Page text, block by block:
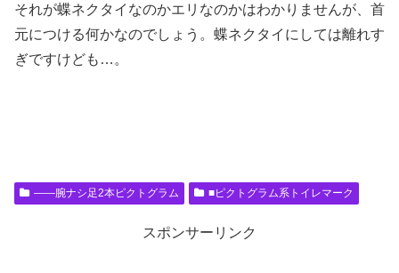
それが蝶ネクタイなのかエリなのかはわかりませんが、首
元につける何かなのでしょう。蝶ネクタイにしては離れす
ぎですけども…。
――腕ナシ足2本ピクトグラム ■ピクトグラム系トイレマーク
スポンサーリンク